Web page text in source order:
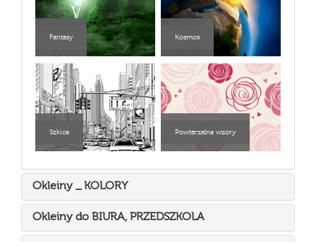
Fantasy Kosmos
Szkice Powtarzalne wzory
Okleiny _ KOLORY
Okleiny do BIURA, PRZEDSZKOLA